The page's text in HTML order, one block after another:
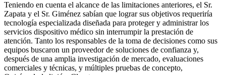
Teniendo en cuenta el alcance de las limitaciones anteriores, el Sr.
Zapata y el Sr. Giménez sabían que lograr sus objetivos requeriría
tecnología especializada diseñada para proteger y administrar los
servicios dispositivo médico sin interrumpir la prestación de
atención. Tanto los responsables de la toma de decisiones como sus
equipos buscaron un proveedor de soluciones de confianza y,
después de una amplia investigación de mercado, evaluaciones
comerciales y técnicas, y múltiples pruebas de concepto,